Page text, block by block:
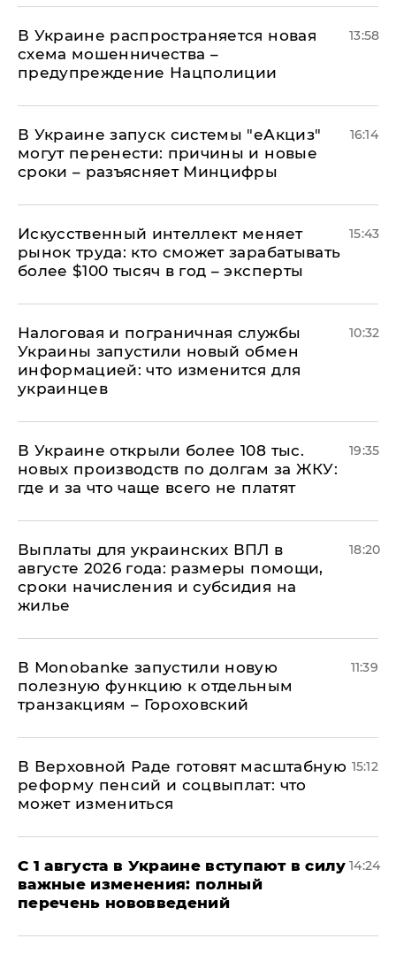
В Украине распространяется новая
схема мошенничества –
предупреждение Нацполиции
13:58
В Украине запуск системы "еАкциз"
могут перенести: причины и новые
сроки – разъясняет Минцифры
16:14
Искусственный интеллект меняет
рынок труда: кто сможет зарабатывать
более $100 тысяч в год – эксперты
15:43
Налоговая и пограничная службы
Украины запустили новый обмен
информацией: что изменится для
украинцев
10:32
В Украине открыли более 108 тыс.
новых производств по долгам за ЖКУ:
где и за что чаще всего не платят
19:35
Выплаты для украинских ВПЛ в
августе 2026 года: размеры помощи,
сроки начисления и субсидия на
жилье
18:20
В Мonobankе запустили новую
полезную функцию к отдельным
транзакциям – Гороховский
11:39
В Верховной Раде готовят масштабную
реформу пенсий и соцвыплат: что
может измениться
15:12
С 1 августа в Украине вступают в силу
важные изменения: полный
перечень нововведений
14:24